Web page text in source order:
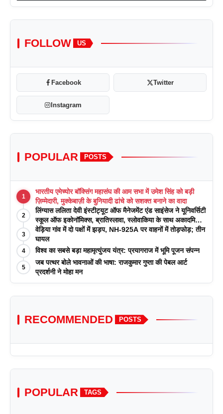
FOLLOW US
Facebook Twitter
Instagram
POPULAR POSTS
1
भारतीय एमेच्योर बॉक्सिंग महासंघ की आम सभा में उमेश सिंह को बड़ी
ज़िम्मेदारी, मुक्केबाज़ी के बुनियादी ढांचे को सशक्त बनाने का वादा
2
लिंग्यास ललिता देवी इंस्टीट्यूट ऑफ मैनेजमेंट एंड साइंसेज ने यूनिवर्सिटी
स्कूल ऑफ इकोनॉमिक्स, ब्रातिस्लावा, स्लोवाकिया के साथ अकादमिक
पत्रिकाओं में प्रकाशन रणनीतियों पर एक दिवसीय कार्यशाला का
आयोजन किया
3
वेड़िया गांव में दो पक्षों में झड़प, NH-925A पर वाहनों में तोड़फोड़; तीन
घायल
4 विश्व का सबसे बड़ा महामृत्युंजय यंत्र: प्रयागराज में भूमि पूजन संपन्न
5
जब पत्थर बोले भावनाओं की भाषा: राजकुमार गुप्ता की पेबल आर्ट
प्रदर्शनी ने मोहा मन
RECOMMENDED POSTS
POPULAR TAGS